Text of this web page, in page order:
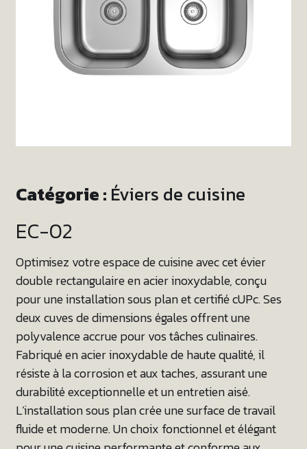
Catégorie : Éviers de cuisine
EC-02
Optimisez votre espace de cuisine avec cet évier
double rectangulaire en acier inoxydable, conçu
pour une installation sous plan et certifié cUPc. Ses
deux cuves de dimensions égales offrent une
polyvalence accrue pour vos tâches culinaires.
Fabriqué en acier inoxydable de haute qualité, il
résiste à la corrosion et aux taches, assurant une
durabilité exceptionnelle et un entretien aisé.
L’installation sous plan crée une surface de travail
fluide et moderne. Un choix fonctionnel et élégant